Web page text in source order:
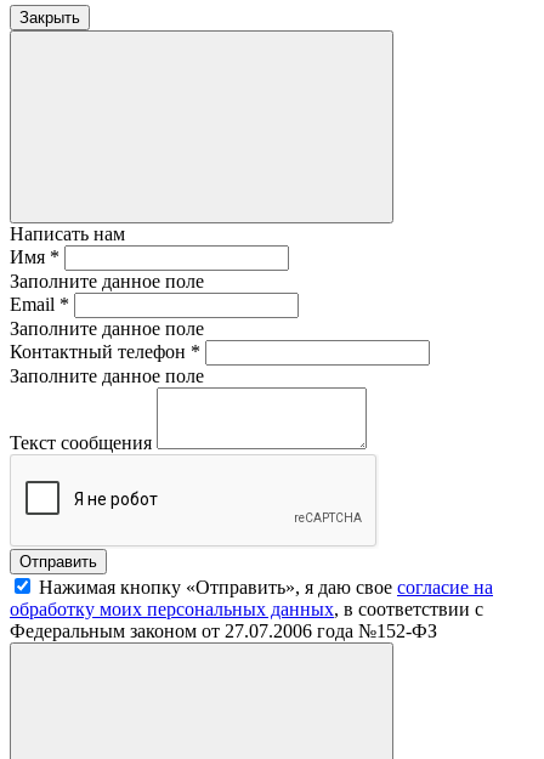
Закрыть
Написать нам
Имя *
Заполните данное поле
Email *
Заполните данное поле
Контактный телефон *
Заполните данное поле
Текст сообщения
Нажимая кнопку «Отправить», я даю свое согласие на
обработку моих персональных данных, в соответствии с
Федеральным законом от 27.07.2006 года №152-ФЗ